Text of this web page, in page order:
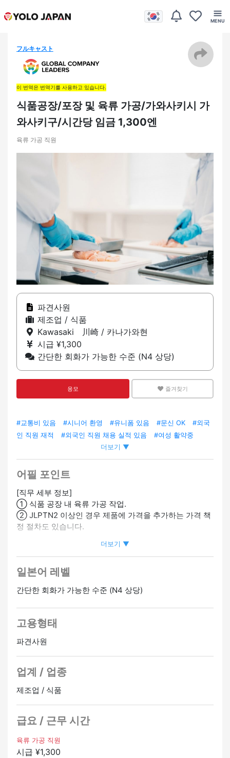
フルキャスト
이 번역은 번역기를 사용하고 있습니다.
식품공장/포장 및 육류 가공/가와사키시 가
와사키구/시간당 임금 1,300엔
육류 가공 직원
파견사원
제조업 / 식품
Kawasaki 川崎 / 카나가와현
시급 ¥1,300
간단한 회화가 가능한 수준 (N4 상당)
응모 즐겨찾기
#교통비 있음 #시니어 환영 #유니폼 있음 #문신 OK
#외국
인 직원 재적
#외국인 직원 채용 실적 있음
#여성 활약중
#시프트 자유
미경험 OK
#단순 작업 #영어 스피커 환영 #일본어 불문
더보기 ▼
어필 포인트
[직무 세부 정보]
① 식품 공장 내 육류 가공 작업.
② JLPTN2 이상인 경우 제품에 가격을 추가하는 가격 책
정 절차도 있습니다.
세요.
・업무 중에는 대화가 거의 없습니다.
[급여]
시간당 임금 1,300엔
※ 초과 근무의 경우 25% 인상
・고용 보험
・사회보험
・복지 연금
・유니폼 대여
・교통비 지급 (하루 최대 1,000엔)
[근무 시간]
더보기 ▼
일본어 레벨
간단한 회화가 가능한 수준 (N4 상당)
고용형태
파견사원
업계 / 업종
제조업 / 식품
급요 / 근무 시간
육류 가공 직원
시급 ¥1,300